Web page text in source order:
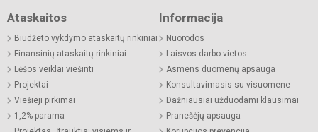
Ataskaitos
Biudžeto vykdymo ataskaitų rinkiniai
Finansinių ataskaitų rinkiniai
Lėšos veiklai viešinti
Projektai
Viešieji pirkimai
1,2% parama
Informacija
Nuorodos
Laisvos darbo vietos
Asmens duomenų apsauga
Konsultavimasis su visuomene
Dažniausiai užduodami klausimai
Pranešėjų apsauga